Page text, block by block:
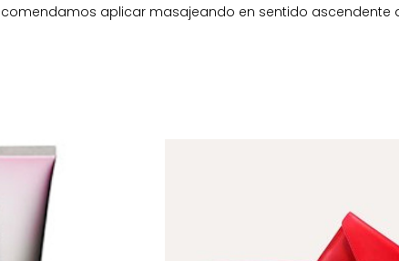
aplicar masajeando en sentido ascendente